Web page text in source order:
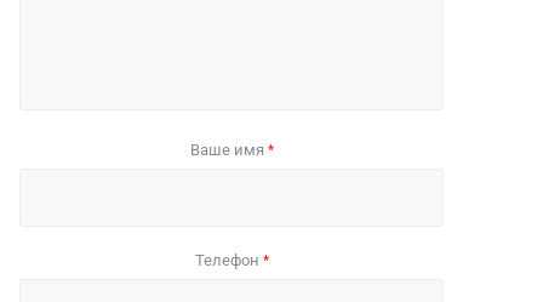
Ваше имя *
Телефон *